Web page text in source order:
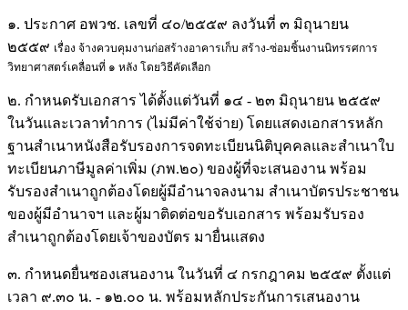
๑. ประกาศ อพวช. เลขที่ ๔๐/๒๕๕๙ ลงวันที่ ๓ มิถุนายน
๒๕๕๙ เรื่อง จ้างควบคุมงานก่อสร้างอาคารเก็บ สร้าง-ซ่อมชิ้นงานนิทรรศการ
วิทยาศาสตร์เคลื่อนที่ ๑ หลัง โดยวิธีคัดเลือก
๒. กำหนดรับเอกสาร ได้ตั้งแต่วันที่ ๑๔ - ๒๓ มิถุนายน ๒๕๕๙
ในวันและเวลาทำการ (ไม่มีค่าใช้จ่าย) โดยแสดงเอกสารหลัก
ฐานสำเนาหนังสือรับรองการจดทะเบียนนิติบุคคลและสำเนาใบ
ทะเบียนภาษีมูลค่าเพิ่ม (ภพ.๒๐) ของผู้ที่จะเสนองาน พร้อม
รับรองสำเนาถูกต้องโดยผู้มีอำนาจลงนาม สำเนาบัตรประชาชน
ของผู้มีอำนาจฯ และผู้มาติดต่อขอรับเอกสาร พร้อมรับรอง
สำเนาถูกต้องโดยเจ้าของบัตร มายื่นแสดง
๓. กำหนดยื่นซองเสนองาน ในวันที่ ๔ กรกฎาคม ๒๕๕๙ ตั้งแต่
เวลา ๙.๓๐ น. - ๑๒.๐๐ น. พร้อมหลักประกันการเสนองาน